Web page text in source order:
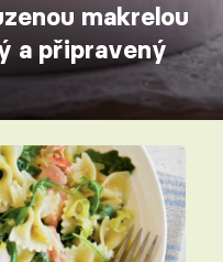
makrelou
a připravený